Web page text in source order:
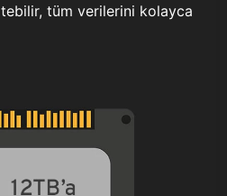
tüm verilerini kolayca